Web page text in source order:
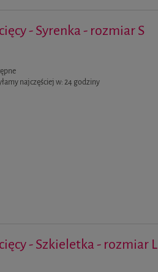
- Syrenka - rozmiar S
najczęściej w:24 godziny
- Szkieletka - rozmiar L